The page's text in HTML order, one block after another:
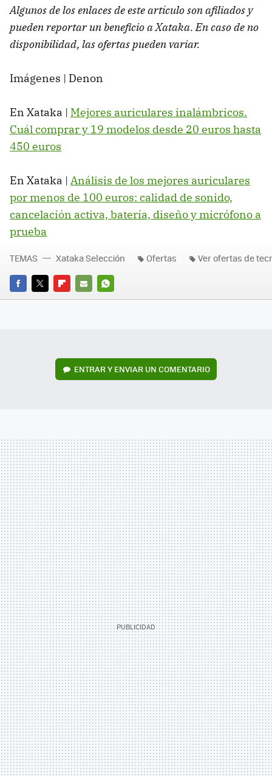
Algunos de los enlaces de este artículo son afiliados y
pueden reportar un beneficio a Xataka. En caso de no
disponibilidad, las ofertas pueden variar.
Imágenes | Denon
En Xataka | Mejores auriculares inalámbricos.
Cuál comprar y 19 modelos desde 20 euros hasta
450 euros
En Xataka | Análisis de los mejores auriculares
por menos de 100 euros: calidad de sonido,
cancelación activa, batería, diseño y micrófono a
prueba
FACEBOOK
TWITTERFLIPBOARD
E-
WHATSAPP
TEMAS Xataka Selección Ofertas Ver ofertas de
ENTRAR Y ENVIAR UN COMENTARIO